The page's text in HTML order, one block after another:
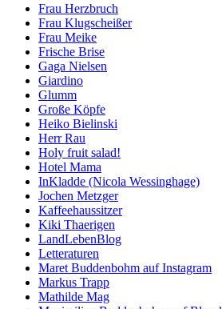
Frau Herzbruch
Frau Klugscheißer
Frau Meike
Frische Brise
Gaga Nielsen
Giardino
Glumm
Große Köpfe
Heiko Bielinski
Herr Rau
Holy fruit salad!
Hotel Mama
InKladde (Nicola Wessinghage)
Jochen Metzger
Kaffeehaussitzer
Kiki Thaerigen
LandLebenBlog
Letteraturen
Maret Buddenbohm auf Instagram
Markus Trapp
Mathilde Mag